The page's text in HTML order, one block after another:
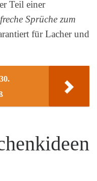
Teil einer
freche Sprüche zum
für Lacher und